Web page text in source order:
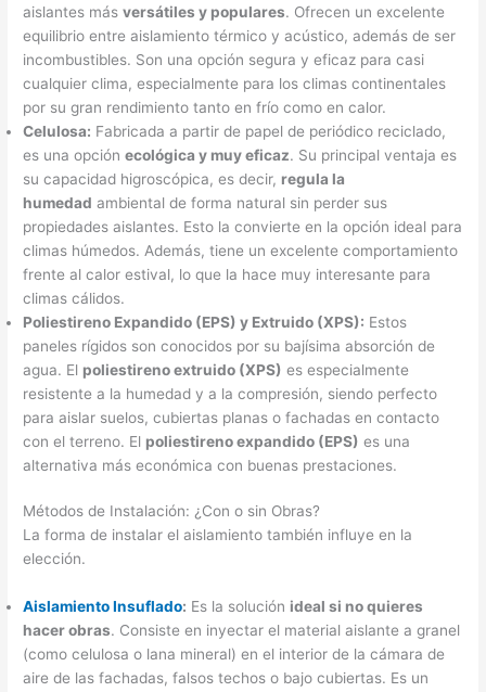
aislantes másversátiles y populares. Ofrecen un excelente
equilibrio entre aislamiento térmico y acústico, además de ser
incombustibles. Son una opción segura y eficaz para casi
cualquier clima, especialmente para los climas continentales
por su gran rendimiento tanto en frío como en calor.
Celulosa: Fabricada a partir de papel de periódico reciclado,
es una opciónecológica y muy eficaz. Su principal ventaja es
su capacidad higroscópica, es decir, regula la
humedad ambiental de forma natural sin perder sus
propiedades aislantes. Esto la convierte en la opción ideal para
climas húmedos. Además, tiene un excelente comportamiento
frente al calor estival, lo que la hace muy interesante para
climas cálidos.
Poliestireno Expandido (EPS) y Extruido (XPS): Estos
paneles rígidos son conocidos por su bajísima absorción de
agua. El poliestireno extruido (XPS) es especialmente
resistente a la humedad y a la compresión, siendo perfecto
para aislar suelos, cubiertas planas o fachadas en contacto
con el terreno. El poliestireno expandido (EPS) es una
alternativa más económica con buenas prestaciones.
Métodos de Instalación: ¿Con o sin Obras?
La forma de instalar el aislamiento también influye en la
elección.
Aislamiento Insuflado: Es la solución ideal si no quieres
hacer obras. Consiste en inyectar el material aislante a granel
(como celulosa o lana mineral) en el interior de la cámara de
aire de las fachadas, falsos techos o bajo cubiertas. Es un